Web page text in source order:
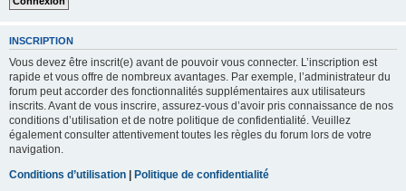
INSCRIPTION
Vous devez être inscrit(e) avant de pouvoir vous connecter. L’inscription est
rapide et vous offre de nombreux avantages. Par exemple, l’administrateur du
forum peut accorder des fonctionnalités supplémentaires aux utilisateurs
inscrits. Avant de vous inscrire, assurez-vous d’avoir pris connaissance de nos
conditions d’utilisation et de notre politique de confidentialité. Veuillez
également consulter attentivement toutes les règles du forum lors de votre
navigation.
Conditions d’utilisation | Politique de confidentialité